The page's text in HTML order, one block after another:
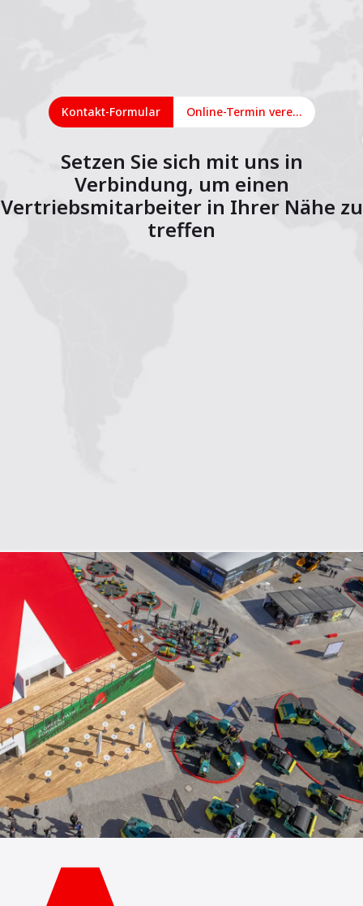
Kontakt-Formular Online-Termin vereinbaren
Setzen Sie sich mit uns in
Verbindung, um einen
Vertriebsmitarbeiter in Ihrer Nähe zu
treffen